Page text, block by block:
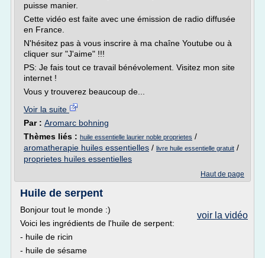
puisse manier.
Cette vidéo est faite avec une émission de radio diffusée
en France.
N'hésitez pas à vous inscrire à ma chaîne Youtube ou à
cliquer sur "J'aime" !!!
PS: Je fais tout ce travail bénévolement. Visitez mon site
internet !
Vous y trouverez beaucoup de...
Voir la suite
Par : Aromarc bohning
Thèmes liés : huile essentielle laurier noble proprietes /
aromatherapie huiles essentielles / livre huile essentielle gratuit /
proprietes huiles essentielles
Haut de page
Huile de serpent
voir la vidéo
Bonjour tout le monde :)
Voici les ingrédients de l'huile de serpent:
- huile de ricin
- huile de sésame